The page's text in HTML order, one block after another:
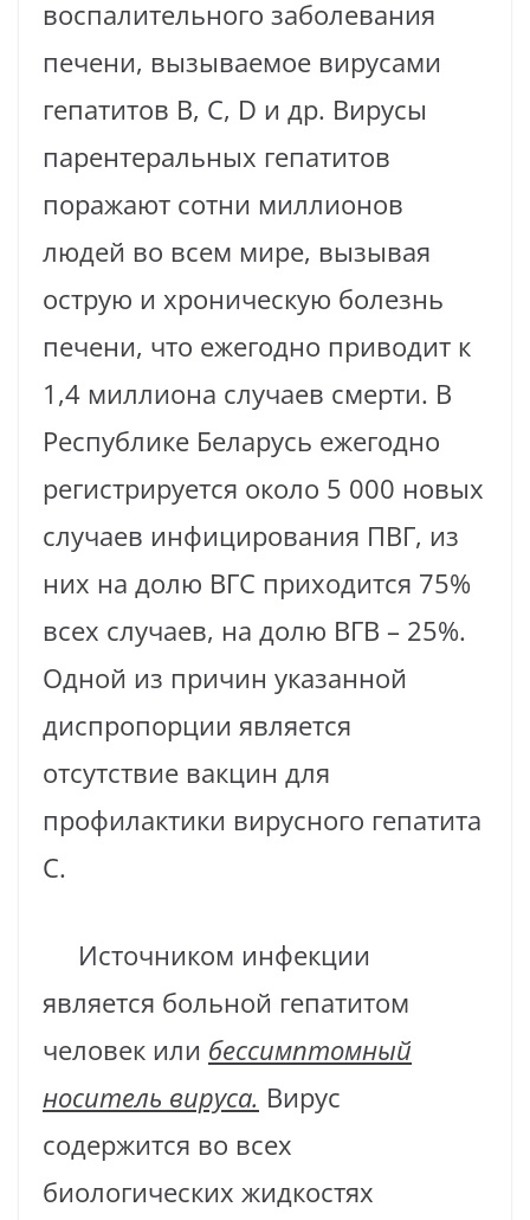
воспалительного заболевания
печени, вызываемое вирусами
гепатитов В, С, D и др. Вирусы
парентеральных гепатитов
поражают сотни миллионов
людей во всем мире, вызывая
острую и хроническую болезнь
печени, что ежегодно приводит к
1,4 миллиона случаев смерти. В
Республике Беларусь ежегодно
регистрируется около 5 000 новых
случаев инфицирования ПВГ, из
них на долю ВГС приходится 75%
всех случаев, на долю ВГВ – 25%.
Одной из причин указанной
диспропорции является
отсутствие вакцин для
профилактики вирусного гепатита
С.
Источником инфекции
является больной гепатитом
человек или бессимптомный
носитель вируса. Вирус
содержится во всех
биологических жидкостях